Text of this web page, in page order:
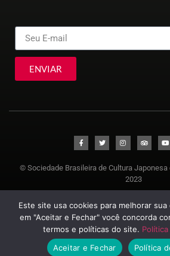
ENVIAR
© Sociedade Brasileira de Cultura
2023
Este site usa cookies para melhorar
em "Aceitar e Fechar" você concorda
termos e políticas do site.
Aceitar e Fechar
Política